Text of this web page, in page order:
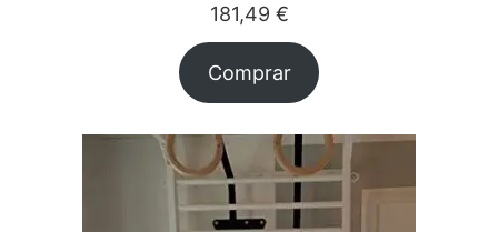
181,49 €
Comprar